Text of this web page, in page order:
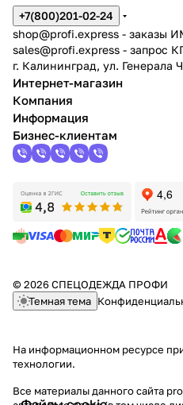
+7(800)201-02-24
shop@profi.express - заказы
sales@profi.express - запрос
г. Калининград, ул. Генерала
Интернет-магазин
Компания
Информация
Бизнес-клиентам
© 2026 СПЕЦОДЕЖДА ПРОФИ
Темная тема
На информационном ресурсе
технологии.
Все материалы данного сайта